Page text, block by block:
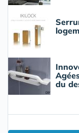
du